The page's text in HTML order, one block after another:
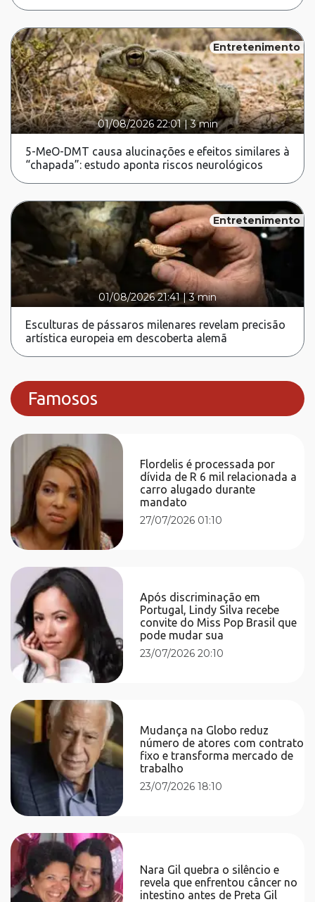
Entretenimento
01/08/2026 22:01|3 min
5-MeO-DMT causa alucinações e efeitos similares à
“chapada”: estudo aponta riscos neurológicos
Entretenimento
01/08/2026 21:41 |3 min
Esculturas de pássaros milenares revelam precisão
artística europeia em descoberta alemã
Famosos
Flordelis é processada por
dívida de R 6 mil relacionada a
carro alugado durante
mandato
27/07/2026 01:10
Após discriminação em
Portugal, Lindy Silva recebe
convite do Miss Pop Brasil que
pode mudar sua
23/07/2026 20:10
Mudança na Globo reduz
número de atores com contrato
fixo e transforma mercado de
trabalho
23/07/2026 18:10
Nara Gil quebra o silêncio e
revela que enfrentou câncer no
intestino antes de Preta Gil